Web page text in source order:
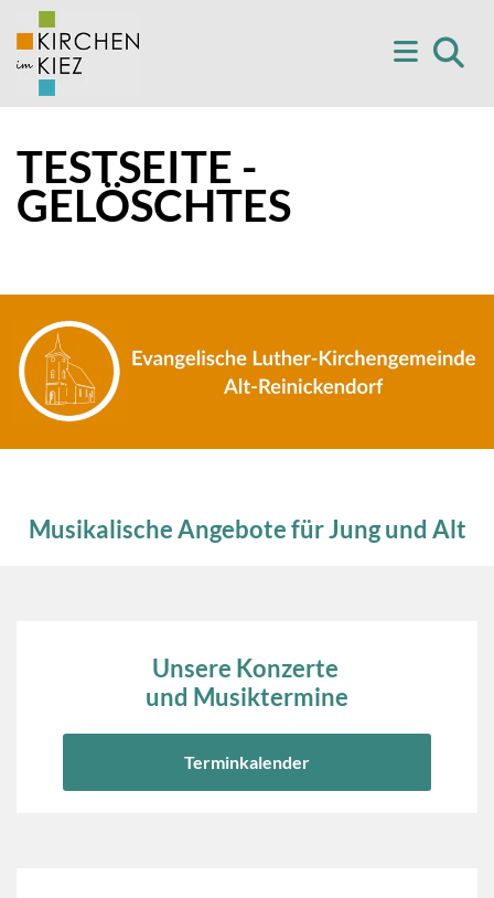
TESTSEITE -
GELÖSCHTES
Musikalische Angebote für Jung und Alt
Unsere Konzerte
und Musiktermine
Terminkalender